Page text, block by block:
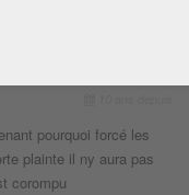
pourquoi forcé les
plainte il ny aura pas
corompu